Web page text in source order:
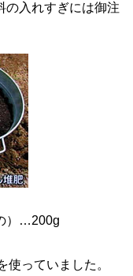
の入れすぎには御注
）…200g
使っていました。